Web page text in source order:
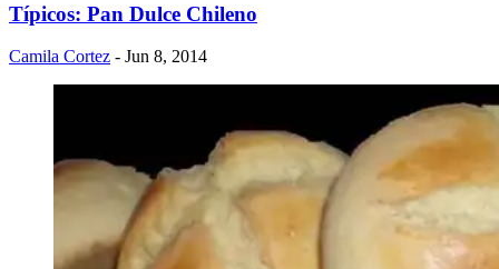
Típicos: Pan Dulce Chileno
Camila Cortez - Jun 8, 2014